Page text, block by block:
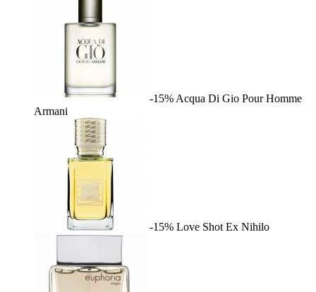
-15% Acqua Di Gio Pour Homme
Armani
-15% Love Shot Ex Nihilo